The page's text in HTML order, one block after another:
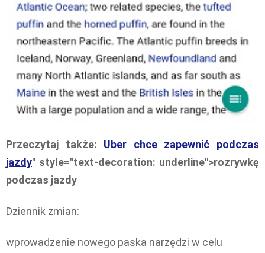
Przeczytaj także: Uber chce zapewnić podczas
jazdy" style="text-decoration: underline">rozrywkę
podczas jazdy
Dziennik zmian:
wprowadzenie nowego paska narzędzi w celu